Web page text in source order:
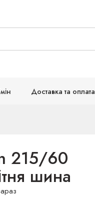
Доставка та оплата
215/60
шина